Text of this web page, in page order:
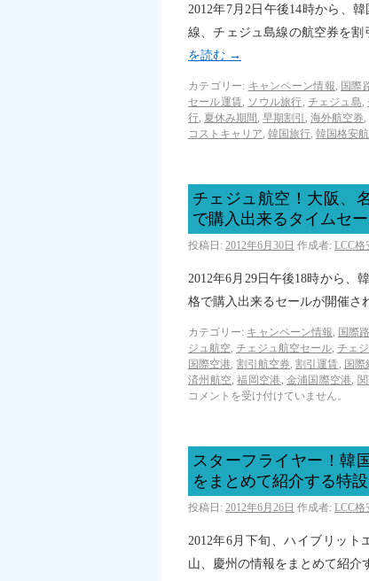
2012年7月2日午後14時から、
線、チェジュ島線の航空券を
を読む →
カテゴリー: キャンペーン情報, 国際
セール運賃, ソウル旅行, チェジュ島,
行, 夏休み期間 ,早期割引 ,海外航空券,
コストキャリア, 韓国旅行, 韓国格安
チェジュ航空！大阪、
で購入出来るタイムセー
投稿日: 2012年6月30日 作成者: LCC格
2012年6月29日午後18時から、
格で購入出来るセールが開催さ
カテゴリー: キャンペーン情報, 国際
ジュ航空, チェジュ航空セール, チェ
国際空港, 割引航空券,割引運賃, 国際
済州航空,福岡空港, 金浦国際空港,
コメントを受け付けていません。
スターフライヤー！韓
をまとめて紹介する特
投稿日: 2012年6月26日 作成者: LCC格
2012年6月下旬、ハイブリッ
山、慶州の情報をまとめて紹介